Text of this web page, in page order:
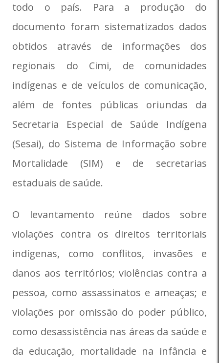
todo o país. Para a produção do
documento foram sistematizados dados
obtidos através de informações dos
regionais do Cimi, de comunidades
indígenas e de veículos de comunicação,
além de fontes públicas oriundas da
Secretaria Especial de Saúde Indígena
(Sesai), do Sistema de Informação sobre
Mortalidade (SIM) e de secretarias
estaduais de saúde.
O levantamento reúne dados sobre
violações contra os direitos territoriais
indígenas, como conflitos, invasões e
danos aos territórios; violências contra a
pessoa, como assassinatos e ameaças; e
violações por omissão do poder público,
como desassistência nas áreas da saúde e
da educação, mortalidade na infância e